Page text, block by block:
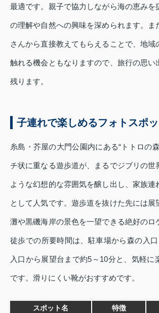
最適です。親子で協力しながら海の恵みを
の理解や自然への興味を深められます。ま
さんから直接教えてもらえることで、地域
触れる機会ともなりますので、旅行の思い
残ります。
子連れで楽しめるフォトスポ
糸島・芥屋の大門公園内にある“トトロの
チ状に重なる遊歩道が、まるでジブリの世
ような幻想的な雰囲気を醸し出し、家族連
として人気です。遊歩道を抜けた先には展
灘や黒磯海岸の景色を一望できる絶好のロ
徒歩での所要時間は、駐車場から森の入
入口から展望台まで約5～10分と、気軽に
です。滑りにくい靴がおすすめです。
スポット名 特徴